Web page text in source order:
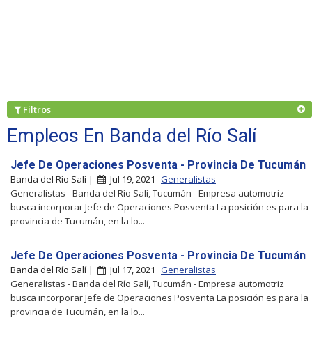
Filtros
Empleos En Banda del Río Salí
Jefe De Operaciones Posventa - Provincia De Tucumán
Banda del Río Salí | Jul 19, 2021 Generalistas
Generalistas - Banda del Río Salí, Tucumán - Empresa automotriz
busca incorporar Jefe de Operaciones Posventa La posición es para la
provincia de Tucumán, en la lo...
Jefe De Operaciones Posventa - Provincia De Tucumán
Banda del Río Salí | Jul 17, 2021 Generalistas
Generalistas - Banda del Río Salí, Tucumán - Empresa automotriz
busca incorporar Jefe de Operaciones Posventa La posición es para la
provincia de Tucumán, en la lo...